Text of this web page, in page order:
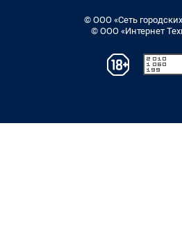
© ООО «Сеть
© ООО «Интернет